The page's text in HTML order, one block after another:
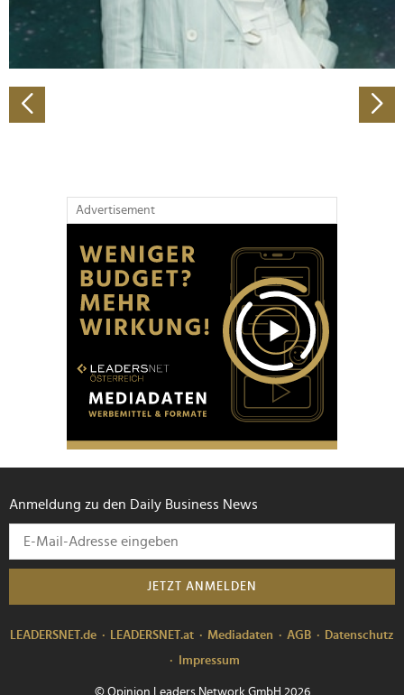
Verwendung unserer Website an unsere Partner für
soziale Medien, Werbung und Analysen weiter. Unsere
Partner führen diese Informationen möglicherweise mit
haben oder die sie im Rahmen Ihrer Nutzung der Dienste
gesammelt haben.
Advertisement
Anmeldung zu den Daily Business News
JETZT ANMELDEN
LEADERSNET.de LEADERSNET.at Mediadaten AGB
Datenschutz
Impressum